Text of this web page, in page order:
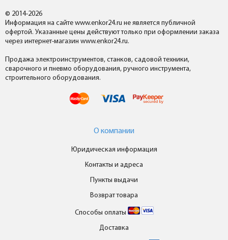
© 2014-2026
Информация на сайте www.enkor24.ru не является публичной
офертой. Указанные цены действуют только при оформлении заказа
через интернет-магазин www.enkor24.ru.
Продажа электроинструментов, станков, садовой техники,
сварочного и пневмо оборудования, ручного инструмента,
строительного оборудования.
О компании
Юридическая информация
Контакты и адреса
Пункты выдачи
Возврат товара
Способы оплаты
Доставка